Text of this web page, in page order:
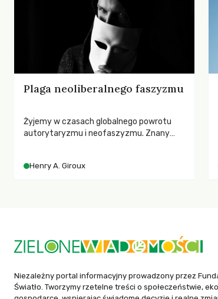
Plaga neoliberalnego faszyzmu
Żyjemy w czasach globalnego powrotu
autorytaryzmu i neofaszyzmu. Znany
społeczeństwo. Czy współczesne
Henry A. Giroux
Niezależny portal informacyjny prowadzony przez
Światło. Tworzymy rzetelne treści o społeczeństwie,